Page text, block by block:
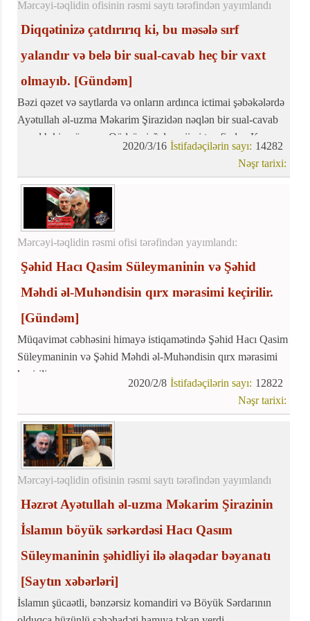
Mərcəyi-təqlidin ofisinin rəsmi saytı tərəfindən yayımlandı
Diqqətinizə çatdırırıq ki, bu məsələ sırf
yalandır və belə bir sual-cavab heç bir vaxt
olmayıb. [Gündəm]
Bəzi qəzet və saytlarda və onların ardınca ictimai şəbəkələrdə
Ayətullah əl-uzma Məkarim Şirazidən nəqlən bir sual-cavab
yer alıb ki, mövzusu Qüdsün işğalçı rejimi tərəfindən Korona
xəstəliyinin dərmanının kəşfi və istehsalı və dərmanın
14282
İstifadəçilərin sayı:
2020/3/16
Nəşr tarixi:
Mərcəyi-təqlidin rəsmi ofisi tərəfindən yayımlandı:
Şəhid Hacı Qasim Süleymaninin və Şəhid
Məhdi əl-Muhəndisin qırx mərasimi keçirilir.
[Gündəm]
Müqavimət cəbhəsini himayə istiqamətində Şəhid Hacı Qasim
Süleymaninin və Şəhid Məhdi əl-Muhəndisin qırx mərasimi
keçirilir.
12822
İstifadəçilərin sayı:
2020/2/8
Nəşr tarixi:
Mərcəyi-təqlidin ofisinin rəsmi saytı tərəfindən yayımlandı
Həzrət Ayətullah əl-uzma Məkarim Şirazinin
İslamın böyük sərkərdəsi Hacı Qasım
Süleymaninin şəhidliyi ilə əlaqədar bəyanatı
[Saytın xəbərləri]
İslamın şücaətli, bənzərsiz komandiri və Böyük Sərdarının